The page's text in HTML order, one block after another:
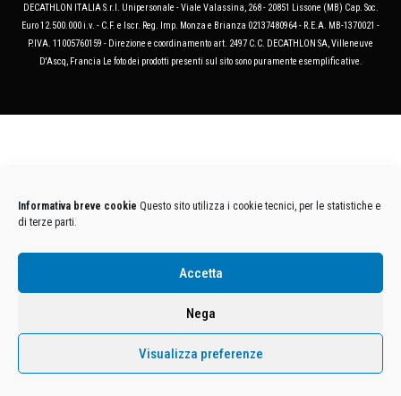
Informativa breve cookie Questo sito utilizza i cookie tecnici, per le statistiche e
di terze parti.
Accetta
Nega
Visualizza preferenze
DECATHLON ITALIA S.r.l. Unipersonale - Viale Valassina, 268 - 20851 Lissone (MB) Cap. Soc.
Euro 12.500.000 i.v. - C.F. e Iscr. Reg. Imp. Monza e Brianza 02137480964 - R.E.A. MB-1370021 -
P.IVA. 11005760159 - Direzione e coordinamento art. 2497 C.C. DECATHLON SA, Villeneuve
D'Ascq, Francia Le foto dei prodotti presenti sul sito sono puramente esemplificative.